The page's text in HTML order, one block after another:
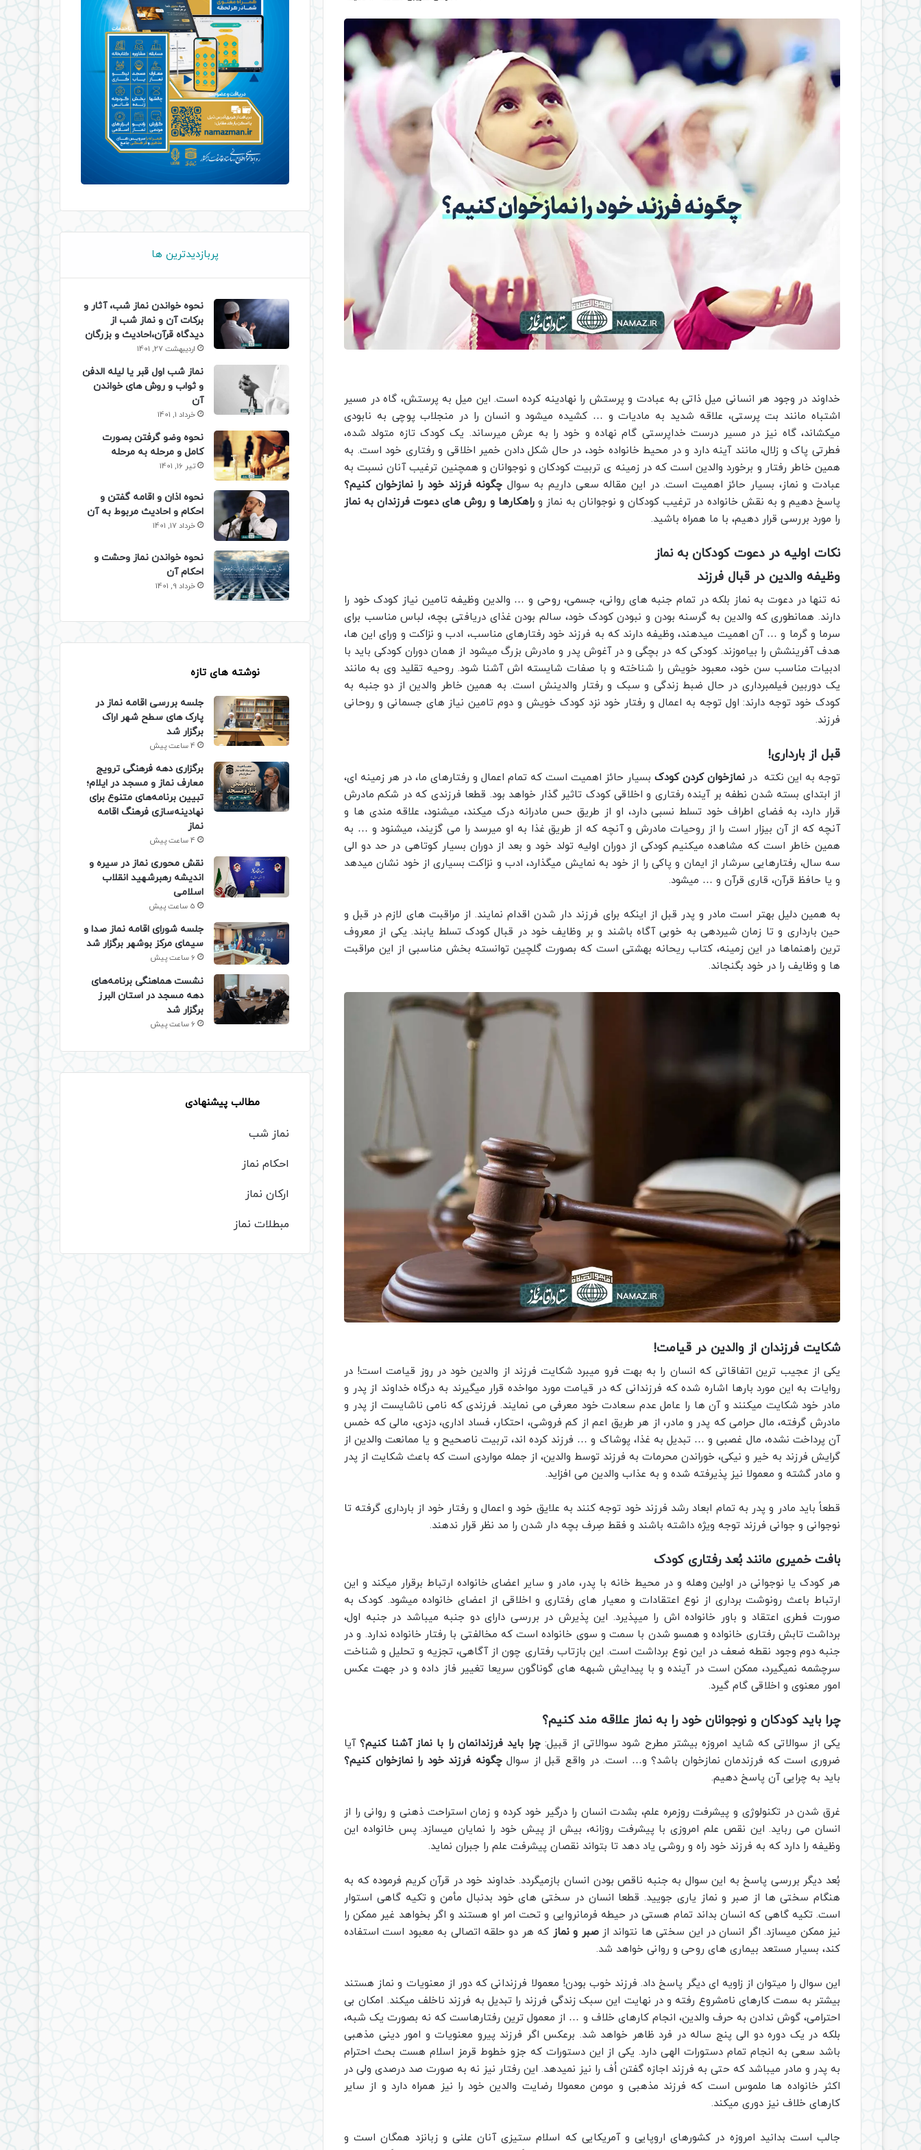
خداوند در وجود هر انسانی میل ذاتی به عبادت و پرستش را نهادینه کرده است. این میل به پرستش، گاه در مسیر
اشتباه مانند بت پرستی، علاقه شدید به مادیات و … کشیده میشود و انسان را در منجلاب پوچی به نابودی
میکشاند، گاه نیز در مسیر درست خداپرستی گام نهاده و خود را به عرش میرساند. یک کودک تازه متولد شده،
فطرتی پاک و زلال، مانند آینه دارد و در محیط خانواده خود، در حال شکل دادن خمیر اخلاقی و رفتاری خود است. به
همین خاطر رفتار و برخورد والدین است که در زمینه ­ی تربیت کودکان و نوجوانان و همچنین ترغیب آنان نسبت به
عبادت و نماز، بسیار حائز اهمیت است. در این مقاله سعی داریم به سوال چگونه فرزند خود را نمازخوان کنیم؟
پاسخ دهیم و به نقش خانواده در ترغیب کودکان و نوجوانان به نماز وراهکارها و روش های دعوت فرزندان به نماز
را مورد بررسی قرار دهیم، با ما همراه باشید.
نکات اولیه در دعوت کودکان به نماز
وظیفه والدین در قبال فرزند
نه تنها در دعوت به نماز بلکه در تمام جنبه های روانی، جسمی، روحی و … والدین وظیفه تامین نیاز کودک خود را
دارند. همانطوری که والدین به گرسنه بودن و نبودن کودک خود، سالم بودن غذای دریافتی بچه، لباس مناسب برای
سرما و گرما و … آن اهمیت میدهند، وظیفه دارند که به فرزند خود رفتارهای مناسب، ادب و نزاکت و ورای این ها،
هدف آفرینشش را بیاموزند. کودکی که در بچگی و در آغوش پدر و مادرش بزرگ میشود از همان دوران کودکی باید با
ادبیات مناسب سن خود، معبود خویش را شناخته و با صفات شایسته اش آشنا شود. روحیه تقلید وی به مانند
یک دوربین فیلمبرداری در حال ضبط زندگی و سبک و رفتار والدینش است. به همین خاطر والدین از دو جنبه به
کودک خود توجه دارند: اول توجه به اعمال و رفتار خود نزد کودک خویش و دوم تامین نیاز های جسمانی و روحانی
فرزند.
قبل از بارداری!
توجه به این نکته در نمازخوان کردن کودک بسیار حائز اهمیت است که تمام اعمال و رفتارهای ما، در هر زمینه ای،
از ابتدای بسته شدن نطفه بر آینده رفتاری و اخلاقی کودک تاثیر گذار خواهد بود. قطعا فرزندی که در شکم مادرش
قرار دارد، به فضای اطراف خود تسلط نسبی دارد، او از طریق حس مادرانه درک میکند، میشنود، علاقه مندی ها و
آنچه که از آن بیزار است را از روحیات مادرش و آنچه که از طریق غذا به او میرسد را می گزیند، میشنود و … به
همین خاطر است که مشاهده میکنیم کودکی از دوران اولیه تولد خود و بعد از دوران بسیار کوتاهی در حد دو الی
سه سال، رفتارهایی سرشار از ایمان و پاکی را از خود به نمایش میگذارد، ادب و نزاکت بسیاری از خود نشان میدهد
و یا حافظ قرآن، قاری قرآن و … میشود.
به همین دلیل بهتر است مادر و پدر قبل از اینکه برای فرزند دار شدن اقدام نمایند. از مراقبت های لازم در قبل و
حین بارداری و تا زمان شیردهی به خوبی آگاه باشند و بر وظایف خود در قبال کودک تسلط یابند. یکی از معروف
ترین راهنماها در این زمینه، کتاب ریحانه بهشتی است که بصورت گلچین توانسته بخش مناسبی از این مراقبت
ها و وظایف را در خود بگنجاند.
شکایت فرزندان از والدین در قیامت!
یکی از عجیب ترین اتفاقاتی که انسان را به بهت فرو میبرد شکایت فرزند از والدین خود در روز قیامت است! در
روایات به این مورد بارها اشاره شده که فرزندانی که در قیامت مورد مواخده قرار میگیرند به درگاه خداوند از پدر و
مادر خود شکایت میکنند و آن ها را عامل عدم سعادت خود معرفی می نمایند. فرزندی که نامی ناشایست از پدر و
مادرش گرفته، مال حرامی که پدر و مادر، از هر طریق اعم از کم فروشی، احتکار، فساد اداری، دزدی، مالی که خمس
آن پرداخت نشده، مال غصبی و … تبدیل به غذا، پوشاک و … فرزند کرده اند، تربیت ناصحیح و یا ممانعت والدین از
گرایش فرزند به خیر و نیکی، خوراندن محرمات به فرزند توسط والدین، از جمله مواردی است که باعث شکایت از پدر
و مادر گشته و معمولا نیز پذیرفته شده و به عذاب والدین می افزاید.
قطعاً باید مادر و پدر به تمام ابعاد رشد فرزند خود توجه کنند به علایق خود و اعمال و رفتار خود از بارداری گرفته تا
نوجوانی و جوانی فرزند توجه ویژه داشته باشند و فقط صِرف بچه دار شدن را مد نظر قرار ندهند.
بافت خمیری مانند بُعد رفتاری کودک
هر کودک یا نوجوانی در اولین وهله و در محیط خانه با پدر، مادر و سایر اعضای خانواده ارتباط برقرار میکند و این
ارتباط باعث رونوشت برداری از نوع اعتقادات و معیار های رفتاری و اخلاقی از اعضای خانواده میشود. کودک به
صورت فطری اعتقاد و باور خانواده اش را میپذیرد. این پذیرش در بررسی دارای دو جنبه میباشد در جنبه اول،
برداشت تابش رفتاری خانواده و همسو شدن با سمت و سوی خانواده است که مخالفتی با رفتار خانواده ندارد. و در
جنبه دوم وجود نقطه ضعف در این نوع برداشت است. این بازتاب رفتاری چون از آگاهی، تجزیه و تحلیل و شناخت
سرچشمه نمیگیرد، ممکن است در آینده و با پیدایش شبهه های گوناگون سریعا تغییر فاز داده و در جهت عکس
امور معنوی و اخلاقی گام گیرد.
چرا باید کودکان و نوجوانان خود را به نماز علاقه مند کنیم؟
یکی از سوالاتی که شاید امروزه بیشتر مطرح شود سوالاتی از قبیل:چرا باید فرزندانمان را با نماز آشنا کنیم؟آیا
ضروری است که فرزندمان نمازخوان باشد؟ و… است. در واقع قبل از سوالچگونه فرزند خود را نمازخوان کنیم؟
باید به چرایی آن پاسخ دهیم.
غرق شدن در تکنولوژی و پیشرفت روزمره علم، بشدت انسان را درگیر خود کرده و زمان استراحت ذهنی و روانی را از
انسان می رباید. این نقص علم امروزی با پیشرفت روزانه، بیش از پیش خود را نمایان میسازد. پس خانواده این
وظیفه را دارد که به فرزند خود راه و روشی یاد دهد تا بتواند نقصان پیشرفت علم را جبران نماید.
بُعد دیگر بررسی پاسخ به این سوال به جنبه ناقص بودن انسان بازمیگردد. خداوند خود در قرآن کریم فرموده که به
هنگام سختی ها از صبر و نماز یاری جویید. قطعا انسان در سختی های خود بدنبال مأمن و تکیه گاهی استوار
است. تکیه گاهی که انسان بداند تمام هستی در حیطه فرمانروایی و تحت امر او هستند و اگر بخواهد غیر ممکن را
نیز ممکن میسازد. اگر انسان در این سختی ها نتواند از صبر و نماز که هر دو حلقه اتصالی به معبود است استفاده
کند، بسیار مستعد بیماری های روحی و روانی خواهد شد.
این سوال را میتوان از زاویه ای دیگر پاسخ داد. فرزند خوب بودن! معمولا فرزندانی که دور از معنویات و نماز هستند
بیشتر به سمت کارهای نامشروع رفته و در نهایت این سبک زندگی فرزند را تبدیل به فرزند ناخلف میکند. امکان بی
احترامی، گوش ندادن به حرف والدین، انجام کارهای خلاف و … از معمول ترین رفتارهاست که نه بصورت یک شبه،
بلکه در یک دوره دو الی پنج ساله در فرد ظاهر خواهد شد. برعکس اگر فرزند پیرو معنویات و امور دینی مذهبی
باشد سعی به انجام تمام دستورات الهی دارد. یکی از این دستورات که جزو خطوط قرمز اسلام هست بحث احترام
به پدر و مادر میباشد که حتی به فرزند اجازه گفتن اُف را نیز نمیدهد. این رفتار نیز نه به صورت صد درصدی ولی در
اکثر خانواده ها ملموس است که فرزند مذهبی و مومن معمولا رضایت والدین خود را نیز همراه دارد و از سایر
کارهای خلاف نیز دوری میکند.
جالب است بدانید امروزه در کشورهای اروپایی و آمریکایی که اسلام ستیزی آنان علنی و زبانزد همگان است و
پربازدیدترین ها
نحوه خواندن نماز شب، آثار و
برکات آن و نماز شب از
دیدگاه قرآن،احادیث و بزرگان
اردیبهشت 27, 1401
نماز شب اول قبر یا لیله الدفن
و ثواب و روش های خواندن
آن
خرداد 1, 1401
نحوه وضو گرفتن بصورت
کامل و مرحله به مرحله
تیر 16, 1401
نحوه اذان و اقامه گفتن و
احکام و احادیث مربوط به آن
خرداد 17, 1401
نحوه خواندن نماز وحشت و
احکام آن
خرداد 9, 1401
نوشته های تازه
جلسه بررسی اقامه نماز در
پارک های سطح شهر اراک
برگزار شد
4 ساعت پیش
برگزاری دهه فرهنگی ترویج
معارف نماز و مسجد در ایلام؛
تبیین برنامه‌های متنوع برای
نهادینه‌سازی فرهنگ اقامه
نماز
4 ساعت پیش
نقش محوری نماز در سیره و
اندیشه رهبرشهید انقلاب
اسلامی
5 ساعت پیش
جلسه شورای اقامه نماز صدا و
سیمای مرکز بوشهر برگزار شد
6 ساعت پیش
نشست هماهنگی برنامه‌های
دهه مسجد در استان البرز
برگزار شد
6 ساعت پیش
مطالب پیشنهادی
نماز شب
احکام نماز
ارکان نماز
مبطلات نماز